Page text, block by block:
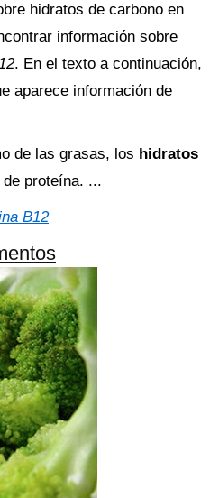
hidratos de carbono en
información sobre
. En el texto a continuación,
aparece información de
de las grasas, los hidratos
proteína. ...
B12